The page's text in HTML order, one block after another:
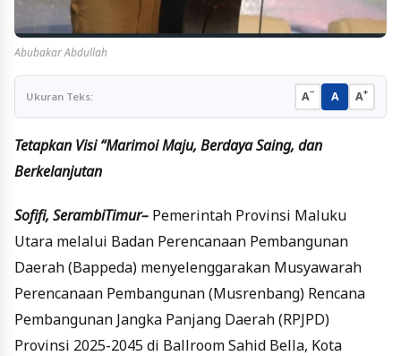
Abubakar Abdullah
Ukuran Teks: A− A A+
Tetapkan Visi “Marimoi Maju, Berdaya Saing, dan
Berkelanjutan
Sofifi, SerambiTimur– Pemerintah Provinsi Maluku
Utara melalui Badan Perencanaan Pembangunan
Daerah (Bappeda) menyelenggarakan Musyawarah
Perencanaan Pembangunan (Musrenbang) Rencana
Pembangunan Jangka Panjang Daerah (RPJPD)
Provinsi 2025-2045 di Ballroom Sahid Bella, Kota